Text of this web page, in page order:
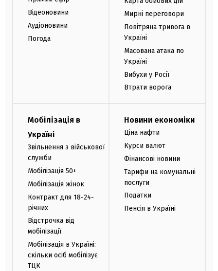
Відеоновини
Аудіоновини
Погода
Мирні переговори
Повітряна тривога в
Україні
Масована атака по
Україні
Вибухи у Росії
Втрати ворога
Мобілізація в
Україні
Звільнення з військової
служби
Мобілізація 50+
Мобілізація жінок
Контракт для 18-24-
річних
Відстрочка від
мобілізації
Мобілізація в Україні:
скільки осіб мобілізує
ТЦК
Новини економіки
Ціна нафти
Курси валют
Фінансові новини
Тарифи на комунальні
послуги
Податки
Пенсія в Україні